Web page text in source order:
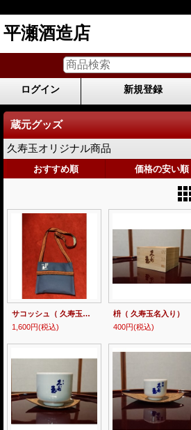
平瀬酒造店
ログイン 新規登録
蔵元グッズ
久寿玉オリジナル商品
おすすめ順 価格の安い順
サコッシュ（ 久寿玉名入り）肩掛けカバン
1,600円(税込)
枡（ 久寿玉名入り）
400円(税込)